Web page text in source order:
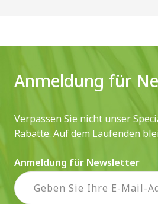
Anmeldung für
Verpassen Sie nicht unser
Rabatte. Auf dem Laufenden
Anmeldung für Newsletter